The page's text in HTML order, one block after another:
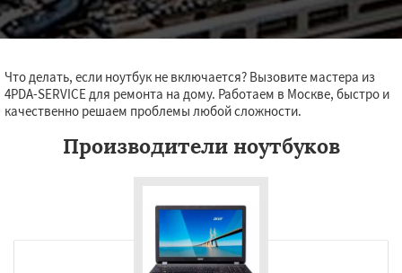
Что делать, если ноутбук не включается? Вызовите мастера из
4PDA-SERVICE для ремонта на дому. Работаем в Москве, быстро и
качественно решаем проблемы любой сложности.
Производители ноутбуков